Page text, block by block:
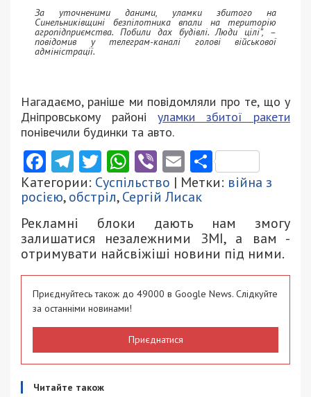
За уточненими даними, уламки збитого на
Синельниківщині безпілотника впали на територію
агропідприємства. Побили дах будівлі. Люди цілі”, –
повідомив у телеграм-каналі голові військової
адміністрації.
Нагадаємо, раніше ми повідомляли про те, що у
Дніпровському районі уламки збитої ракети
понівечили будинки та авто.
Facebook
Telegram
Twitter
WhatsApp
ViberEmail
Категории: Суспільство | Метки: війна з
росією,обстріл,Сергій Лисак
Рекламні блоки дають нам змогу
залишатися незалежними ЗМІ, а вам -
отримувати найсвіжіші новини під ними.
Приєднуйтесь також до 49000 в Google News. Слідкуйте
за останніми новинами!
Приєднатися
Читайте також